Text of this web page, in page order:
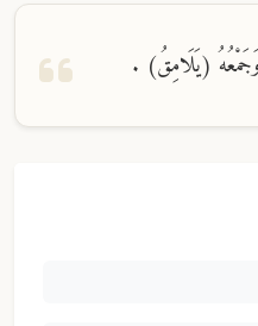
(يَلَامِقُ) .